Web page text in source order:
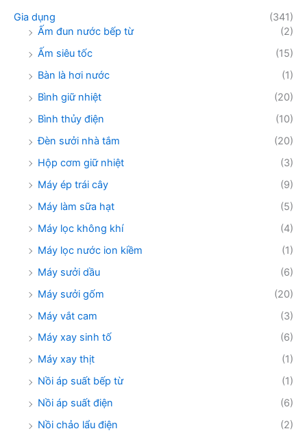
Gia dụng
(341)
Ấm đun nước bếp từ
(2)
Ấm siêu tốc
(15)
Bàn là hơi nước
(1)
Bình giữ nhiệt
(20)
Bình thủy điện
(10)
Đèn sưởi nhà tắm
(20)
Hộp cơm giữ nhiệt
(3)
Máy ép trái cây
(9)
Máy làm sữa hạt
(5)
Máy lọc không khí
(4)
Máy lọc nước ion kiềm
(1)
Máy sưởi dầu
(6)
Máy sưởi gốm
(20)
Máy vắt cam
(3)
Máy xay sinh tố
(6)
Máy xay thịt
(1)
Nồi áp suất bếp từ
(1)
Nồi áp suất điện
(6)
Nồi chảo lẩu điện
(2)